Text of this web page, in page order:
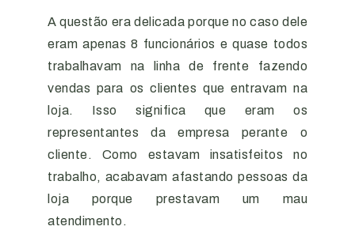
A questão era delicada porque no caso dele
eram apenas 8 funcionários e quase todos
trabalhavam na linha de frente fazendo
vendas para os clientes que entravam na
loja. Isso significa que eram os
representantes da empresa perante o
cliente. Como estavam insatisfeitos no
trabalho, acabavam afastando pessoas da
loja porque prestavam um mau
atendimento.